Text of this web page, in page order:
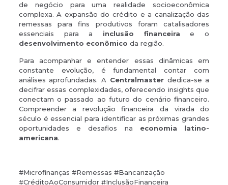
de negócio para uma realidade socioeconômica
complexa. A expansão do crédito e a canalização das
remessas para fins produtivos foram catalisadores
essenciais para a inclusão financeira e o
desenvolvimento econômico da região.
Para acompanhar e entender essas dinâmicas em
constante evolução, é fundamental contar com
análises aprofundadas. A Centralmasterdedica-se a
decifrar essas complexidades, oferecendo insights que
conectam o passado ao futuro do cenário financeiro.
Compreender a revolução financeira da virada do
século é essencial para identificar as próximas grandes
oportunidades e desafios na economia latino-
americana.
#Microfinanças #Remessas #Bancarização
#CréditoAoConsumidor #InclusãoFinanceira